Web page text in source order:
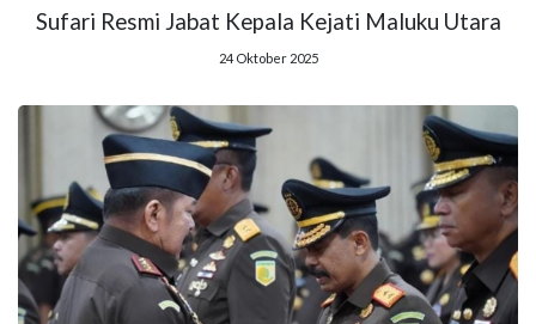
Sufari Resmi Jabat Kepala Kejati Maluku Utara
24 Oktober 2025